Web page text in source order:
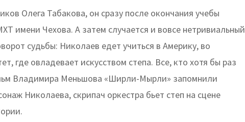
Олега Табакова, он сразу после окончания учебы
имени Чехова. А затем случается и вовсе нетривиальный
судьбы: Николаев едет учиться в Америку, во
где овладевает искусством степа. Все, кто хотя бы раз
Владимира Меньшова «Ширли-Мырли» запомнили
Николаева, скрипач оркестра бьет степ на сцене